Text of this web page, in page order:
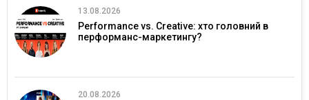
13.08.2026
Performance vs. Creative: хто головний в
перформанс-маркетингу?
20.08.2026